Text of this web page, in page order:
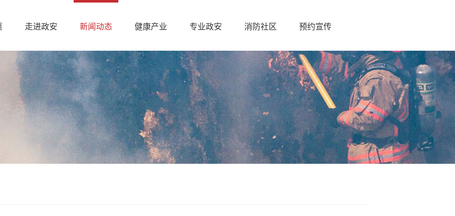
走进政安 新闻动态 健康产业 专业政安 消防社区 预约宣传